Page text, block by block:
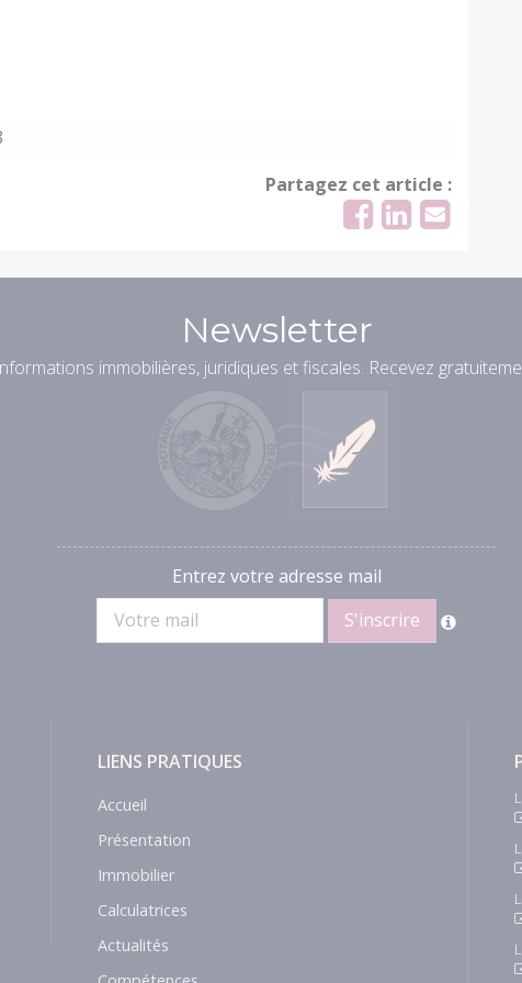
Partagez cet article :
Newsletter
immobilières, juridiques et fiscales. Recevez
Entrez votre adresse mail
LIENS PRATIQUES
Accueil
Présentation
Immobilier
Calculatrices
Actualités